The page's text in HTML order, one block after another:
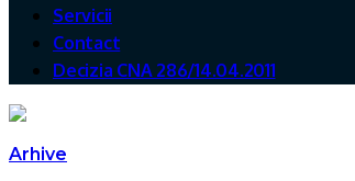
Servicii
Contact
Decizia CNA 286/14.04.2011
Arhive